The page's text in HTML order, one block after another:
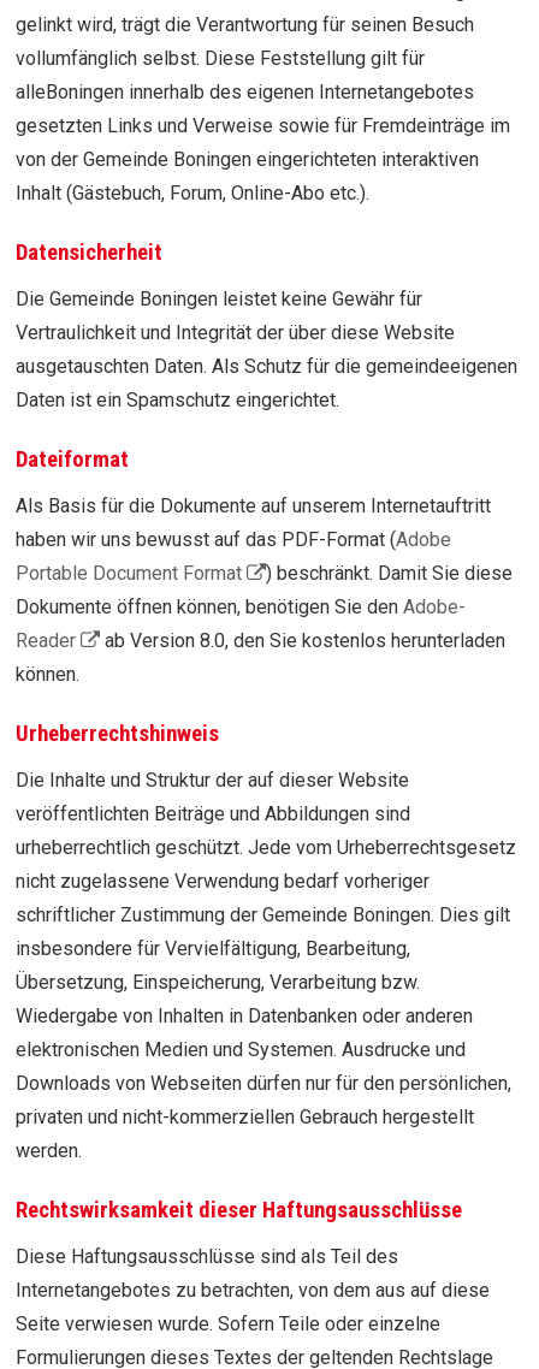
gelinkt wird, trägt die Verantwortung für seinen Besuch
vollumfänglich selbst. Diese Feststellung gilt für
alleBoningen innerhalb des eigenen Internetangebotes
gesetzten Links und Verweise sowie für Fremdeinträge im
von der Gemeinde Boningen eingerichteten interaktiven
Inhalt (Gästebuch, Forum, Online-Abo etc.).
Datensicherheit
Die Gemeinde Boningen leistet keine Gewähr für
Vertraulichkeit und Integrität der über diese Website
ausgetauschten Daten. Als Schutz für die gemeindeeigenen
Daten ist ein Spamschutz eingerichtet.
Dateiformat
Als Basis für die Dokumente auf unserem Internetauftritt
haben wir uns bewusst auf das PDF-Format (Adobe
Portable Document Format
) beschränkt. Damit Sie diese
Dokumente öffnen können, benötigen Sie denAdobe-
Reader
ab Version 8.0, den Sie kostenlos herunterladen
können.
Urheberrechtshinweis
Die Inhalte und Struktur der auf dieser Website
veröffentlichten Beiträge und Abbildungen sind
urheberrechtlich geschützt. Jede vom Urheberrechtsgesetz
nicht zugelassene Verwendung bedarf vorheriger
schriftlicher Zustimmung der Gemeinde Boningen. Dies gilt
insbesondere für Vervielfältigung, Bearbeitung,
Übersetzung, Einspeicherung, Verarbeitung bzw.
Wiedergabe von Inhalten in Datenbanken oder anderen
elektronischen Medien und Systemen. Ausdrucke und
Downloads von Webseiten dürfen nur für den persönlichen,
privaten und nicht-kommerziellen Gebrauch hergestellt
werden.
Rechtswirksamkeit dieser Haftungsausschlüsse
Diese Haftungsausschlüsse sind als Teil des
Internetangebotes zu betrachten, von dem aus auf diese
Seite verwiesen wurde. Sofern Teile oder einzelne
Formulierungen dieses Textes der geltenden Rechtslage